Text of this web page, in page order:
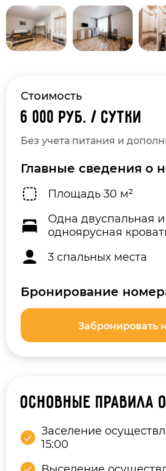
Стоимость
6 000 руб. / сутки
Без учета питания и
Главные сведения о
Площадь 30 м²
Одна двуспальная
одноярусная
3 спальных места
Бронирование
Забронировать
Основные правила
Заселение
15:00